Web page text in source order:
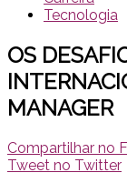
Tecnologia
OS
MANAGER
Compartilhar no
Tweet no Twitter